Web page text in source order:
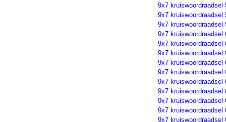
9x7 kruiswoordraadsel
9x7 kruiswoordraadsel
9x7 kruiswoordraadsel
9x7 kruiswoordraadsel
9x7 kruiswoordraadsel
9x7 kruiswoordraadsel
9x7 kruiswoordraadsel
9x7 kruiswoordraadsel
9x7 kruiswoordraadsel
9x7 kruiswoordraadsel
9x7 kruiswoordraadsel
9x7 kruiswoordraadsel
9x7 kruiswoordraadsel